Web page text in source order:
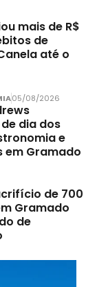
mais de R$
de
até o
05/08/2026
dia dos
e
em Gramado
de 700
Gramado
de